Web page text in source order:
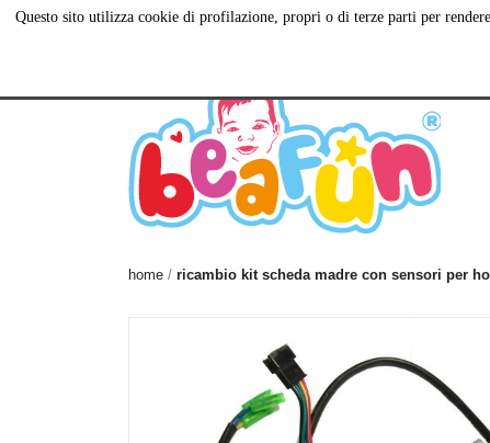
Questo sito utilizza cookie di profilazione, propri o di terze parti per
081 560 55 20
Via Antiniana, 115,
home ricambio kit scheda madre con sensori per